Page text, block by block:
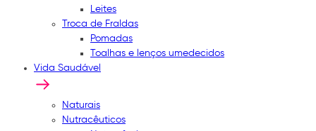
Leites
Troca de Fraldas
Pomadas
Toalhas e lenços umedecidos
Vida Saudável
Naturais
Nutracêuticos